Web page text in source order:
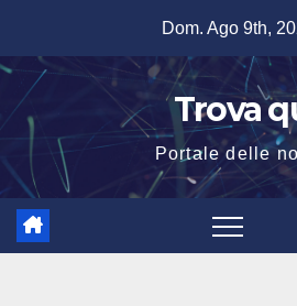
contenuto
Dom. Ago 9th,
Trova
Portale delle